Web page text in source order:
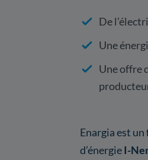
De
Une
Une offre
Enargia est un
d’énergieI-